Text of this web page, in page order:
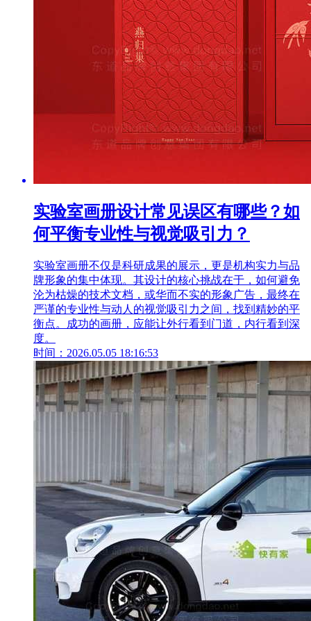
实验室画册设计常见误区有哪些？如
何平衡专业性与视觉吸引力？
实验室画册不仅是科研成果的展示，更是机构实力与品
牌形象的集中体现。其设计的核心挑战在于，如何避免
沦为枯燥的技术文档，或华而不实的形象广告，最终在
严谨的专业性与动人的视觉吸引力之间，找到精妙的平
衡点。成功的画册，应能让外行看到门道，内行看到深
度。
时间：2026.05.05 18:16:53